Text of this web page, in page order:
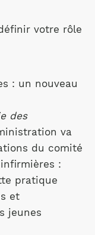
votre rôle
: un nouveau
des
va
du comité
:
pratique
et
jeunes